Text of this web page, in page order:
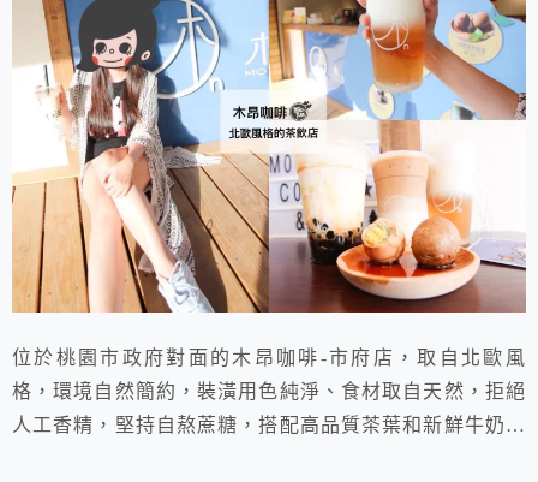
位於桃園市政府對面的木昂咖啡-市府店，取自北歐風
格，環境自然簡約，裝潢用色純淨、食材取自天然，拒絕
人工香精，堅持自熬蔗糖，搭配高品質茶葉和新鮮牛奶，